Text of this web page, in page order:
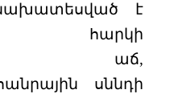
նախատեսված է
հարկի
աճ,
սննդի